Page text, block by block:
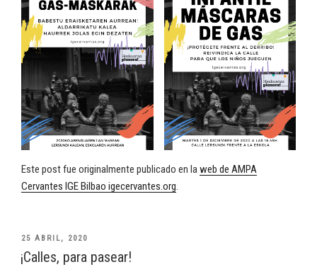
Este post fue originalmente publicado en laweb de AMPA
Cervantes IGE Bilbao igecervantes.org.
PUBLICADO
EL
25 ABRIL, 2020
¡Calles, para pasear!